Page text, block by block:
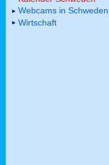
Webcams in Schweden
Wirtschaft